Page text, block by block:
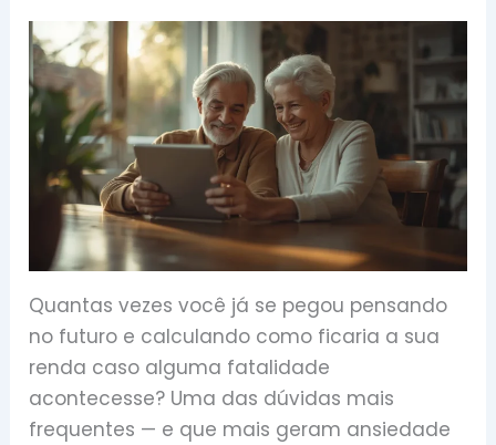
Quantas vezes você já se pegou pensando
no futuro e calculando como ficaria a sua
renda caso alguma fatalidade
acontecesse? Uma das dúvidas mais
frequentes — e que mais geram ansiedade